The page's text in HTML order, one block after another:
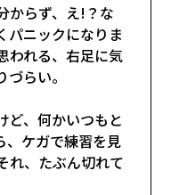
からず、え!？な
パニックになりま
われる、右足に気
らい。
ど、何かいつもと
、ケガで練習を見
れ、たぶん切れて